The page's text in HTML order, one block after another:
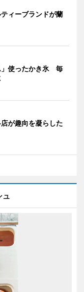
ィーブランドが蘭
」使ったかき氷 毎
が趣向を凝らした
ュ